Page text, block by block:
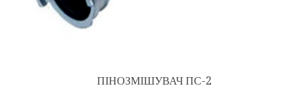
ПІНОЗМІШУВАЧ ПС-2